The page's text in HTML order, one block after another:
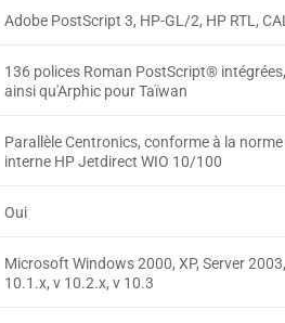
Adobe PostScript 3, HP-GL/2, HP RTL,
136 polices Roman PostScript®
ainsi qu'Arphic pour Taïwan
Parallèle Centronics, conforme à la
interne HP Jetdirect WIO 10/100
Oui
Microsoft Windows 2000, XP, Server
10.1.x, v 10.2.x, v 10.3